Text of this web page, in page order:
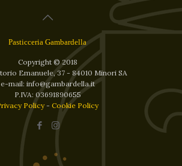
Pasticceria Gambardella
Copyright © 2018
Emanuele, 37 - 84010 Minori SA
e-mail: info@gambardella.it
P.IVA: 03691890655
Policy- Cookie Policy